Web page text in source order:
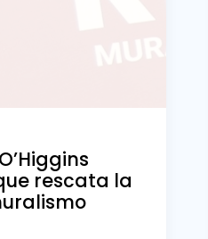
rescata la